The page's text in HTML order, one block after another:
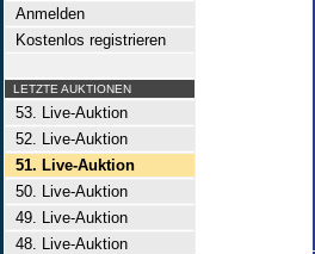
Anmelden
Kostenlos registrieren
LETZTE AUKTIONEN
53. Live-Auktion
52. Live-Auktion
51. Live-Auktion
50. Live-Auktion
49. Live-Auktion
48. Live-Auktion